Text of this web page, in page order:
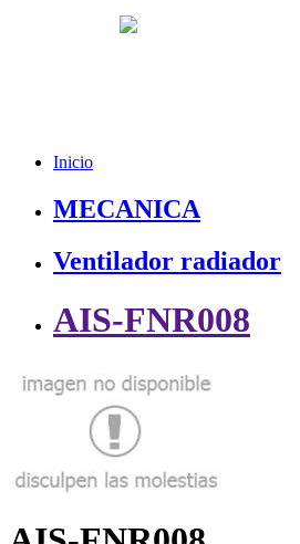
Inicio
MECANICA
Ventilador radiador
AIS-FNR008